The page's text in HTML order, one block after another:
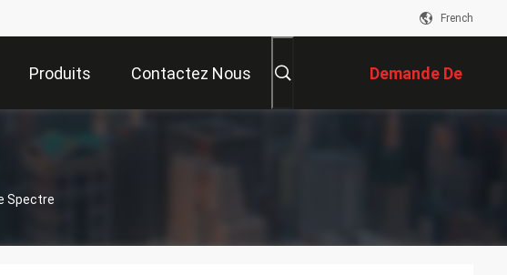
French
Produits Contactez Nous Demande De
Soumission
Spectre